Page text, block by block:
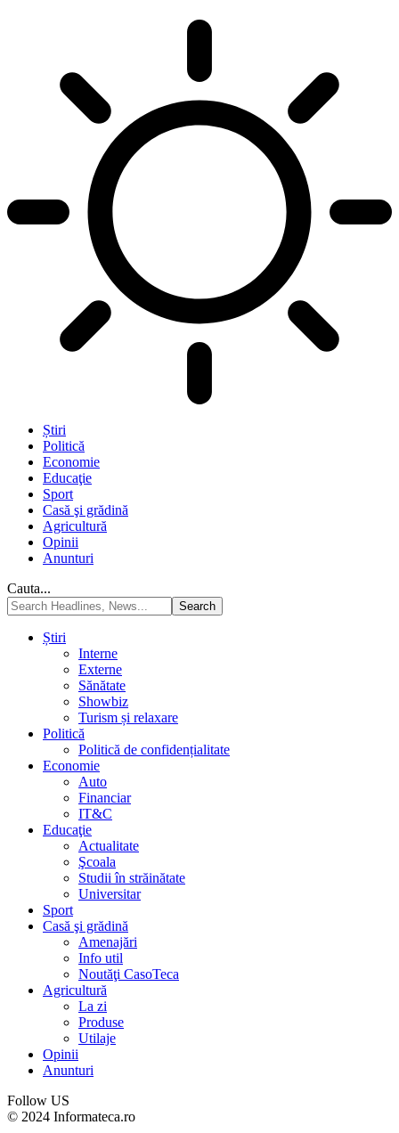
Știri
Politică
Economie
Educaţie
Sport
Casă şi grădină
Agricultură
Opinii
Anunturi
Cauta...
Știri
Interne
Externe
Sănătate
Showbiz
Turism și relaxare
Politică
Politică de confidențialitate
Economie
Auto
Financiar
IT&C
Educaţie
Actualitate
Şcoala
Studii în străinătate
Universitar
Sport
Casă şi grădină
Amenajări
Info util
Noutăţi CasoTeca
Agricultură
La zi
Produse
Utilaje
Opinii
Anunturi
Follow US
© 2024 Informateca.ro